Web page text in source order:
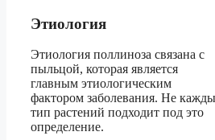
Этиология
Этиология поллиноза связана с
пыльцой, которая является
главным этиологическим
фактором заболевания. Не
тип растений подходит под это
определение.